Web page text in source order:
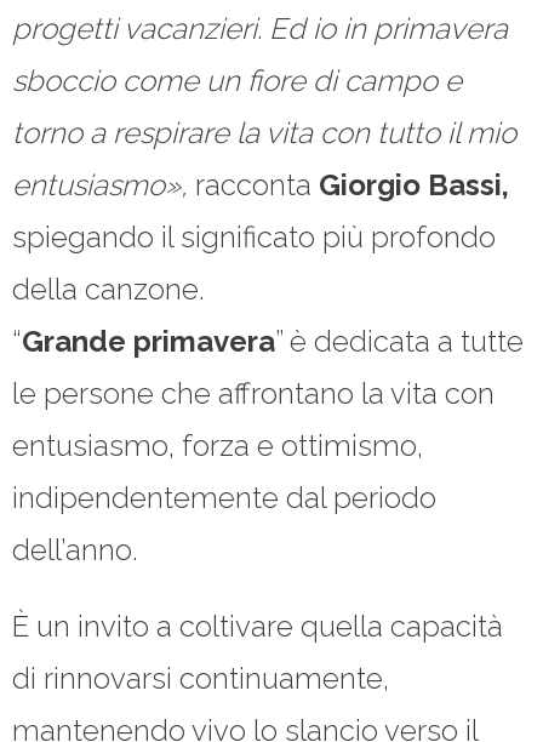
progetti vacanzieri. Ed io in primavera
sboccio come un fiore di campo e
torno a respirare la vita con tutto il mio
entusiasmo», racconta Giorgio Bassi,
spiegando il significato più profondo
della canzone.
“Grande primavera” è dedicata a tutte
le persone che affrontano la vita con
entusiasmo, forza e ottimismo,
indipendentemente dal periodo
dell’anno.
È un invito a coltivare quella capacità
di rinnovarsi continuamente,
mantenendo vivo lo slancio verso il